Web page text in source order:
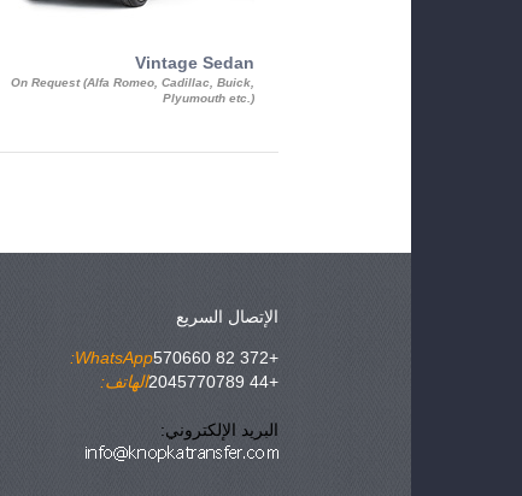
Vintage Sedan
On Request (Alfa Romeo, Cadillac, Buick,
Plyumouth etc.)
الإتصال السريع
WhatsApp:
+372 82 570660
الهاتف:
+44 2045770789
البريد الإلكتروني: